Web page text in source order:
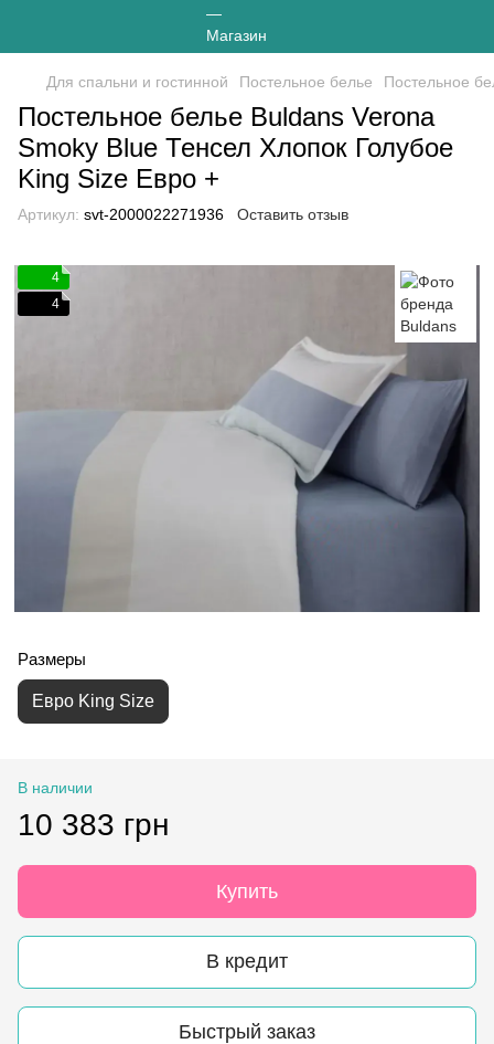
Для спальни и гостинной Постельное белье Постельное
Постельное белье Buldans Verona
Smoky Blue Тенсел Хлопок Голубое
King Size Евро +
Артикул: svt-2000022271936 Оставить отзыв
4
4
Размеры
Евро King Size
В наличии
10 383 грн
Купить
В кредит
Быстрый заказ